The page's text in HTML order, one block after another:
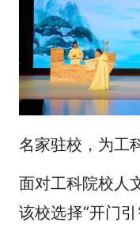
名家驻校，为工
面对工科院校人
该校选择“开门